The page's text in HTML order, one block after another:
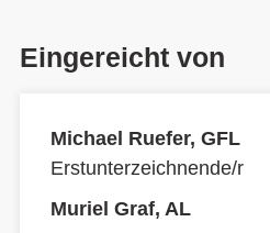
Eingereicht von
Michael Ruefer, GFL
Erstunterzeichnende/r
Muriel Graf, AL